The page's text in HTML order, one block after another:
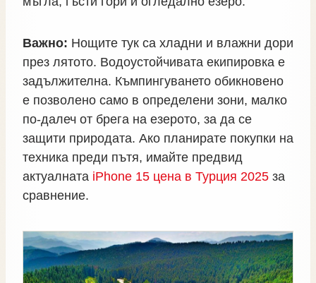
Важно: Нощите тук са хладни и влажни дори
през лятото. Водоустойчивата екипировка е
задължителна. Къмпингуването обикновено
е позволено само в определени зони, малко
по-далеч от брега на езерото, за да се
защити природата. Ако планирате покупки на
техника преди пътя, имайте предвид
актуалната iPhone 15 цена в Турция 2025 за
сравнение.